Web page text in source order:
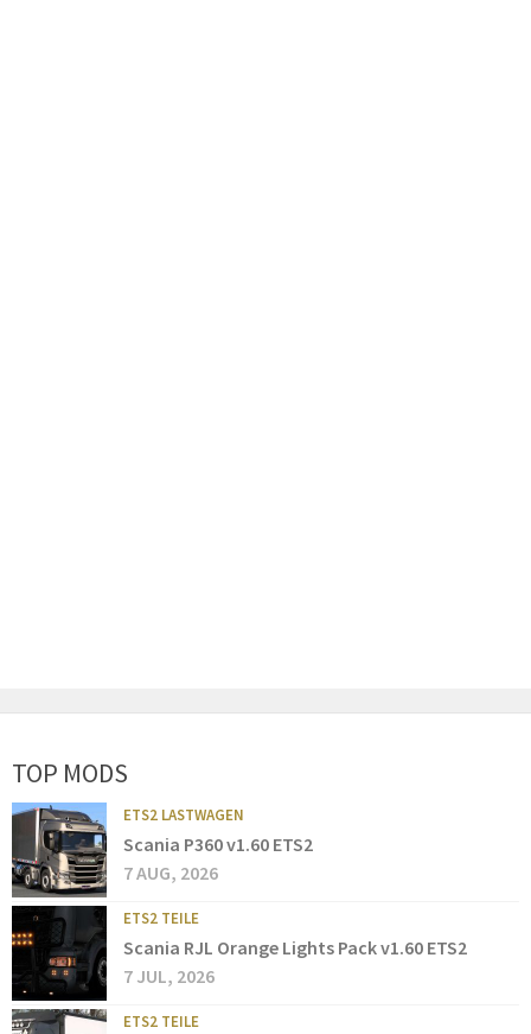
TOP MODS
ETS2 LASTWAGEN
Scania P360 v1.60 ETS2
7 AUG, 2026
ETS2 TEILE
Scania RJL Orange Lights Pack v1.60 ETS2
7 JUL, 2026
ETS2 TEILE